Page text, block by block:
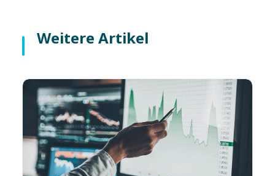
Weitere Artikel